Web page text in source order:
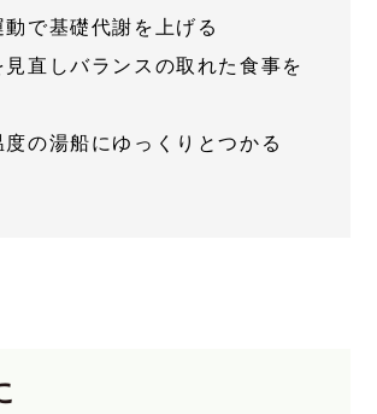
動で基礎代謝を上げる
見直しバランスの取れた食事を
度の湯船にゆっくりとつかる